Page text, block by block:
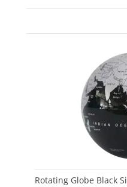
Rotating Globe Black